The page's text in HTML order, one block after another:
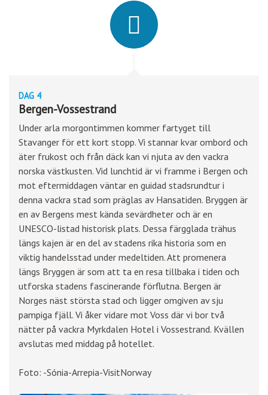
DAG 4
Bergen-Vossestrand
Under arla morgontimmen kommer fartyget till
Stavanger för ett kort stopp. Vi stannar kvar ombord och
äter frukost och från däck kan vi njuta av den vackra
norska västkusten. Vid lunchtid är vi framme i Bergen och
mot eftermiddagen väntar en guidad stadsrundtur i
denna vackra stad som präglas av Hansatiden. Bryggen är
en av Bergens mest kända sevärdheter och är en
UNESCO-listad historisk plats. Dessa färgglada trähus
längs kajen är en del av stadens rika historia som en
viktig handelsstad under medeltiden. Att promenera
längs Bryggen är som att ta en resa tillbaka i tiden och
utforska stadens fascinerande förflutna. Bergen är
Norges näst största stad och ligger omgiven av sju
pampiga fjäll. Vi åker vidare mot Voss där vi bor två
nätter på vackra Myrkdalen Hotel i Vossestrand. Kvällen
avslutas med middag på hotellet.
Foto: -Sónia-Arrepia-VisitNorway